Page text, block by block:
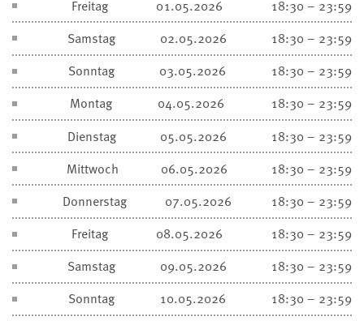
Freitag
01.05.2026
18:30 – 23:59
Samstag
02.05.2026
18:30 – 23:59
Sonntag
03.05.2026
18:30 – 23:59
Montag
04.05.2026
18:30 – 23:59
Dienstag
05.05.2026
18:30 – 23:59
Mittwoch
06.05.2026
18:30 – 23:59
Donnerstag
07.05.2026
18:30 – 23:59
Freitag
08.05.2026
18:30 – 23:59
Samstag
09.05.2026
18:30 – 23:59
Sonntag
10.05.2026 18:30 – 23:59